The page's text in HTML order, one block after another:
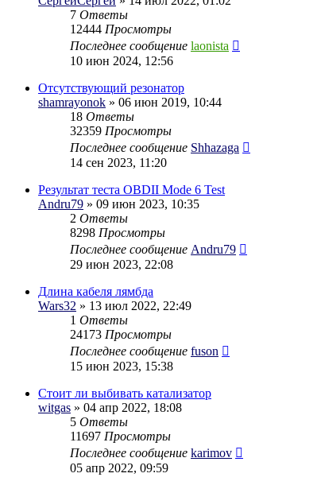
7 Ответы
12444 Просмотры
Последнее сообщение laonista
10 июн 2024, 12:56
Отсутствующий резонатор
shamrayonok » 06 июн 2019, 10:44
18 Ответы
32359 Просмотры
Последнее сообщение Shhazaga
14 сен 2023, 11:20
Результат теста OBDII Mode 6 Test
Andru79 » 09 июн 2023, 10:35
2 Ответы
8298 Просмотры
Последнее сообщение Andru79
29 июн 2023, 22:08
Длина кабеля лямбда
Wars32 » 13 июл 2022, 22:49
1 Ответы
24173 Просмотры
Последнее сообщение fuson
15 июн 2023, 15:38
Стоит ли выбивать катализатор
witgas » 04 апр 2022, 18:08
5 Ответы
11697 Просмотры
Последнее сообщение karimov
05 апр 2022, 09:59